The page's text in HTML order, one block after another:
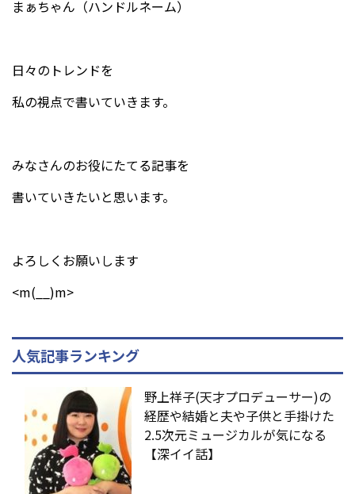
まぁちゃん（ハンドルネーム）
日々のトレンドを
私の視点で書いていきます。
みなさんのお役にたてる記事を
書いていきたいと思います。
よろしくお願いします
<m(__)m>
人気記事ランキング
野上祥子(天才プロデューサー)の
経歴や結婚と夫や子供と手掛けた
2.5次元ミュージカルが気になる
【深イイ話】